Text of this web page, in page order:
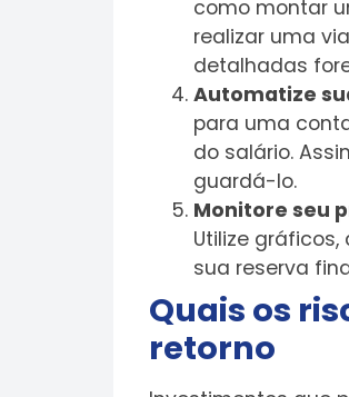
como montar
realizar uma
detalhadas
Automatize
para uma
do salário.
guardá-lo.
Monitore seu
Utilize
sua reserva
Quais os
retorno